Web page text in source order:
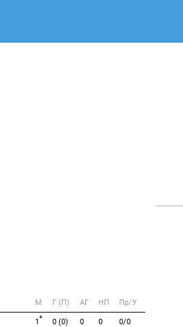
М Г (П) АГ НП Пр/У
1* 0 (0) 0 0 0/0